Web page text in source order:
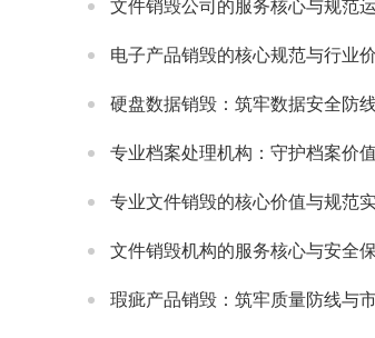
文件销毁公司的服务核心与规范运营
电子产品销毁的核心规范与行业
硬盘数据销毁：筑牢数据安全防线的关键
专业档案处理机构：守护档案价值的规范化服务
专业文件销毁的核心价值与规范实施
文件销毁机构的服务核心与安全保障
瑕疵产品销毁：筑牢质量防线与市场规范的重要